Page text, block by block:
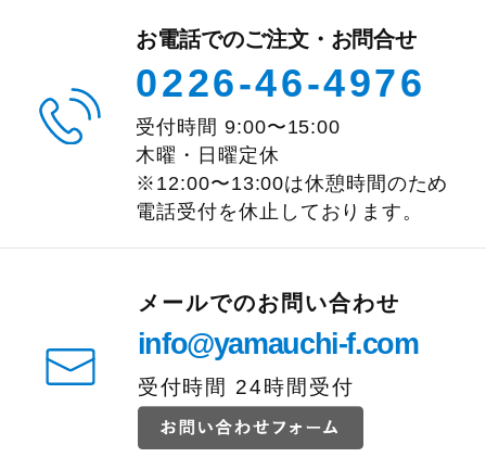
お電話でのご注文・お問合せ
0226-46-4976
受付時間 9:00〜15:00
木曜・日曜定休
※12:00〜13:00は休憩時間のため
電話受付を休止しております。
メールでのお問い合わせ
info@yamauchi-f.com
受付時間 24時間受付